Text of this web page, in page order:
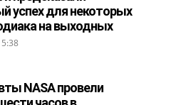
успех для некоторых
на выходных
NASA провели